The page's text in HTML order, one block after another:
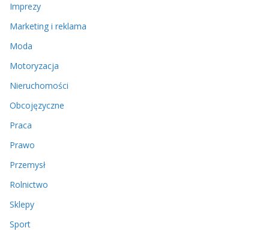
Imprezy
Marketing i reklama
Moda
Motoryzacja
Nieruchomości
Obcojęzyczne
Praca
Prawo
Przemysł
Rolnictwo
Sklepy
Sport